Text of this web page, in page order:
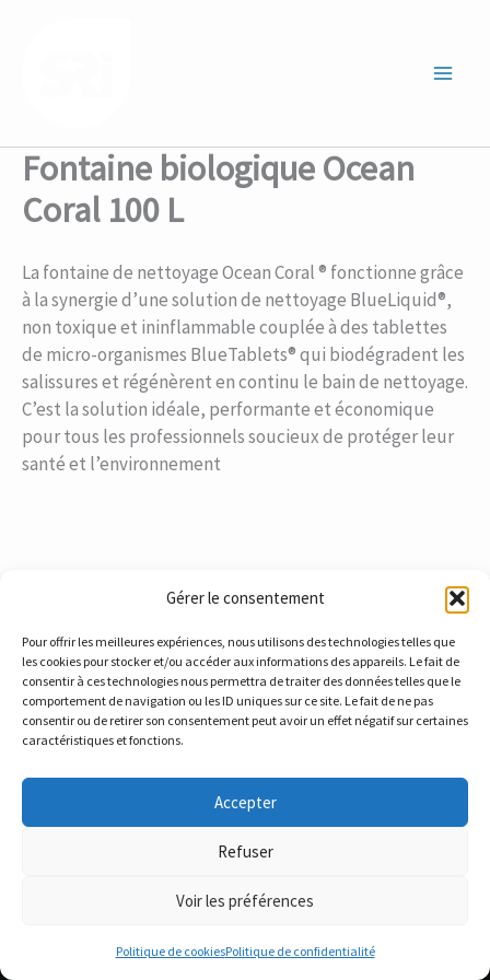
Gérer le consentement
Pour offrir les meilleures expériences, nous utilisons des technologies telles que
les cookies pour stocker et/ou accéder aux informations des appareils. Le fait de
consentir à ces technologies nous permettra de traiter des données telles que le
comportement de navigation ou les ID uniques sur ce site. Le fait de ne pas
consentir ou de retirer son consentement peut avoir un effet négatif sur certaines
caractéristiques et fonctions.
Accepter
Refuser
Voir les préférences
Politique de cookiesPolitique de confidentialité
Fontaine biologique Ocean
Coral 100 L
La fontaine de nettoyage Ocean Coral ® fonctionne grâce
à la synergie d’une solution de nettoyage BlueLiquid®,
non toxique et ininflammable couplée à des tablettes
de micro-organismes BlueTablets® qui biodégradent les
salissures et régénèrent en continu le bain de nettoyage.
C’est la solution idéale, performante et économique
pour tous les professionnels soucieux de protéger leur
santé et l’environnement
SRI France
4 rue Marius Chardon 69310 Oullins Pierre Bénite - FRANCE
Mentions légales